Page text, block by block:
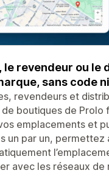
revendeur ou le
sans code ni
revendeurs et
boutiques de Prolo
emplacements et
un par un,
avec les réseaux